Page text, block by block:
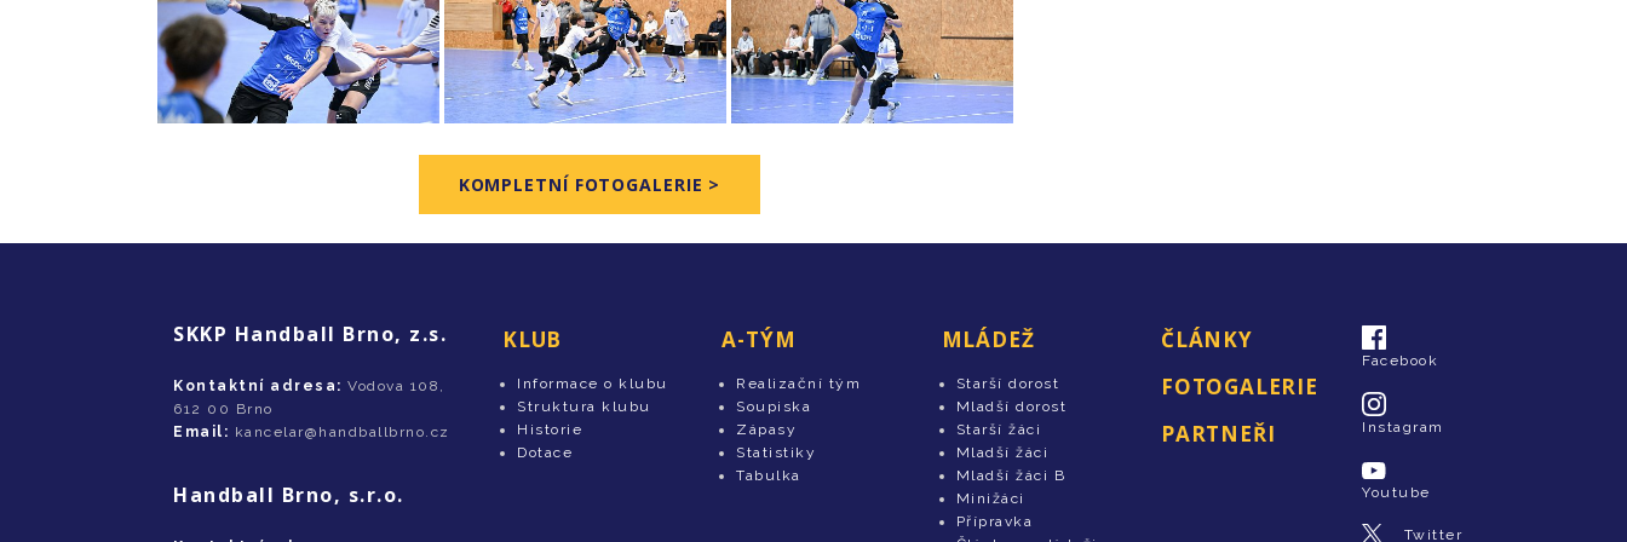
KOMPLETNÍ FOTOGALERIE >
SKKP Handball Brno, z.s.
Kontaktní adresa: Vodova 108,
612 00 Brno
Email: kancelar@handballbrno.cz
Handball Brno, s.r.o.
KLUB
Informace o klubu
Struktura klubu
Historie
Dotace
A-TÝM
Realizační tým
Soupiska
Zápasy
Statistiky
Tabulka
MLÁDEŽ
Starší dorost
Mladší dorost
Starší žáci
Mladší žáci
Mladší žáci B
Minižáci
Přípravka
ČLÁNKY
FOTOGALERIE
PARTNEŘI
Facebook
Instagram
Youtube
Twitter